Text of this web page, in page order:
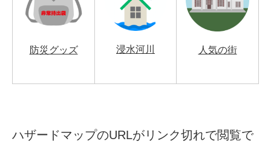
防災グッズ 浸水河川 人気の街
ハザードマップのURLがリンク切れで閲覧で